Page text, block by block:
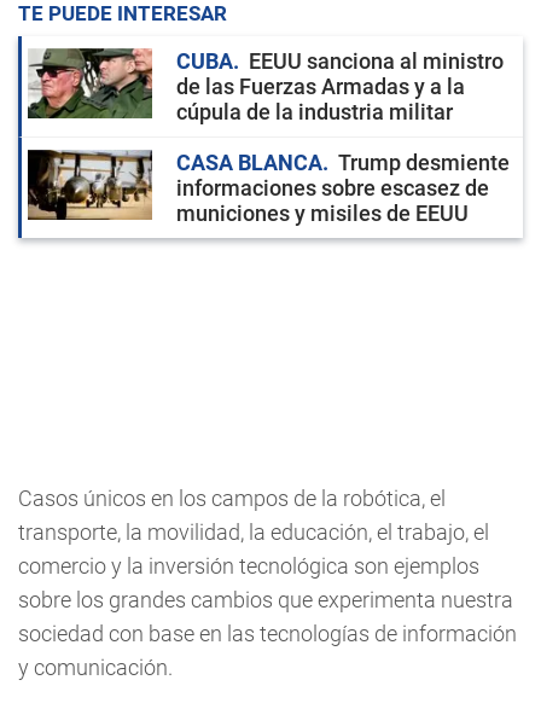
TE PUEDE INTERESAR
CUBA
EEUU sanciona al ministro
de las Fuerzas Armadas y a la
cúpula de la industria militar
CASA BLANCA
Trump desmiente
informaciones sobre escasez de
municiones y misiles de EEUU
Casos únicos en los campos de la robótica, el
transporte, la movilidad, la educación, el trabajo, el
comercio y la inversión tecnológica son ejemplos
sobre los grandes cambios que experimenta nuestra
sociedad con base en las tecnologías de información
y comunicación.